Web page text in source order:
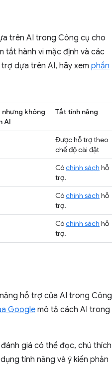
trên AI trong Công cụ cho
tắt hành vi mặc định và các
dựa trên AI, hãy xem phần
không
AI
Tắt tính năng
Được hỗ trợ theo
chế độ cài đặt
Cóchính sách hỗ
trợ.
Cóchính sách hỗ
trợ.
Cóchính sách hỗ
trợ.
hỗ trợ của AI trong Công
Google mô tả cách AI trong
giá có thể đọc, chú thích
tính năng và ý kiến phản